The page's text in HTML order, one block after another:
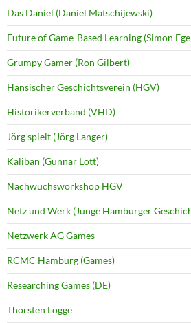
Das Daniel (Daniel Matschijewski)
Future of Game-Based Learning (Simon
Grumpy Gamer (Ron Gilbert)
Hansischer Geschichtsverein (HGV)
Historikerverband (VHD)
Jörg spielt (Jörg Langer)
Kaliban (Gunnar Lott)
Nachwuchsworkshop HGV
Netz und Werk (Junge Hamburger
Netzwerk AG Games
RCMC Hamburg (Games)
Researching Games (DE)
Thorsten Logge